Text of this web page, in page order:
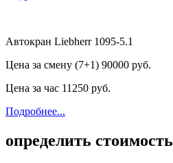
Автокран Liebherr 1095-5.1
Цена за смену (7+1) 90000 руб.
Цена за час 11250 руб.
Подробнее...
определить стоимость